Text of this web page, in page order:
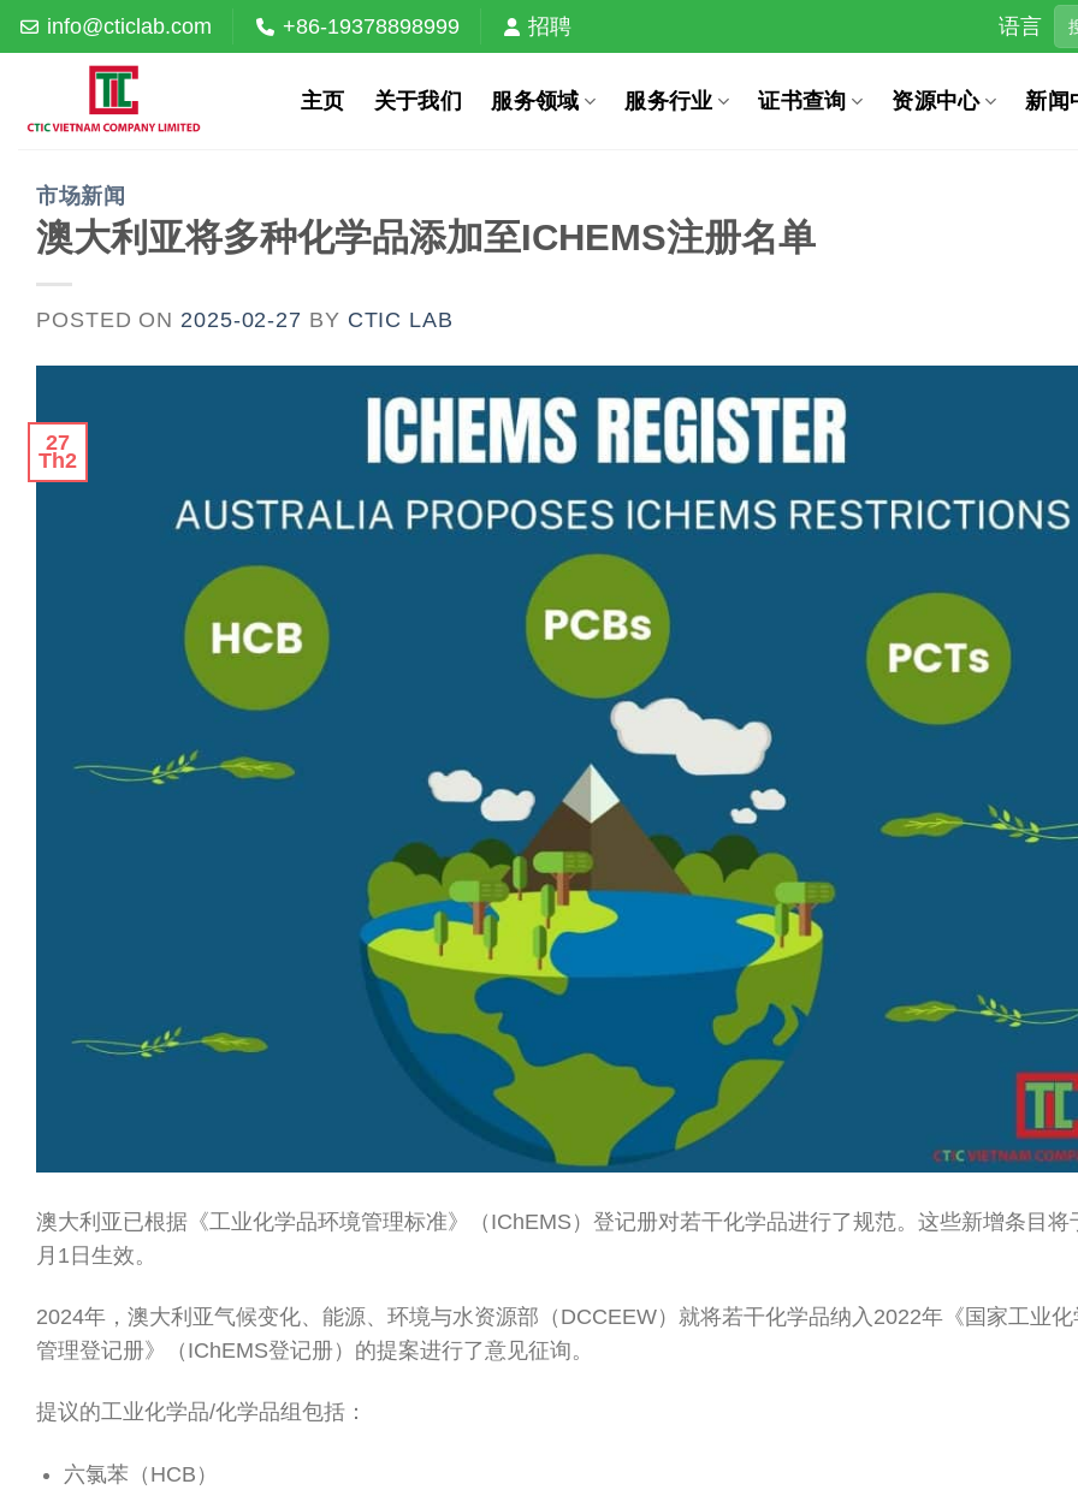
Skip
to
info@cticlab.com +86-19378898999 招聘 语言
主页 关于我们 服务领域 服务行业 证书查询 资源中心 新闻
市场新闻
澳大利亚将多种化学品添加至ICHEMS注册名单
POSTED ON 2025-02-27 BY CTIC LAB
27
Th2
澳大利亚已根据《工业化学品环境管理标准》（IChEMS）登记册对若干化学品进行了规范。这些新增条目将
月1日生效。
2024年，澳大利亚气候变化、能源、环境与水资源部（DCCEEW）就将若干化学品纳入2022年《国家工业
管理登记册》（IChEMS登记册）的提案进行了意见征询。
提议的工业化学品/化学品组包括：
六氯苯（HCB）